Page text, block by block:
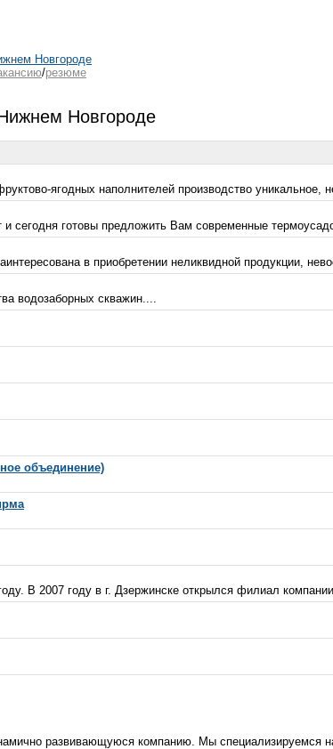
Новгороде
/резюме
Новгороде
ягодных наполнителей производство
сегодня готовы предложить Вам современные
в приобретении неликвидной продукции,
водозаборных скважин....
объединение)
В 2007 году в г. Дзержинске открылся филиал
развивающуюся компанию. Мы специализируемся